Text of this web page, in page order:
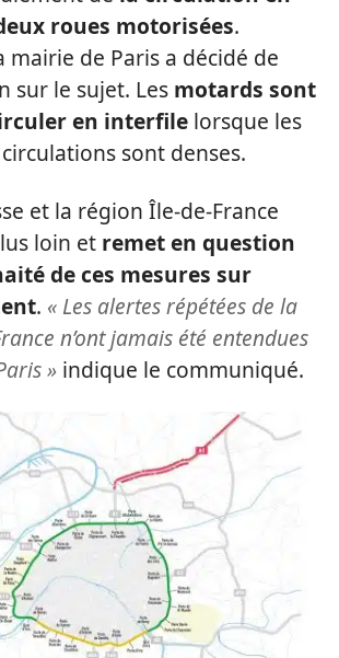
roues motorisées.
mairie de Paris a décidé de
sur le sujet. Les motards sont
en interfile lorsque les
sont denses.
et la région Île-de-France
loin et remet en question
de ces mesures sur
. « Les alertes répétées de la
n’ont jamais été entendues
» indique le communiqué.